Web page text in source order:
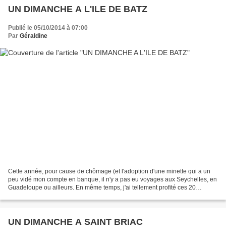
UN DIMANCHE A L'ILE DE BATZ
Publié le 05/10/2014 à 07:00
Par Géraldine
Cette année, pour cause de chômage (et l'adoption d'une minette qui a un
peu vidé mon compte en banque, il n'y a pas eu voyages aux Seychelles, en
Guadeloupe ou ailleurs. En même temps, j'ai tellement profité ces 20
UN DIMANCHE A SAINT BRIAC